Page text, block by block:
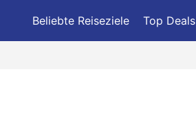
Beliebte Reiseziele Top Deals